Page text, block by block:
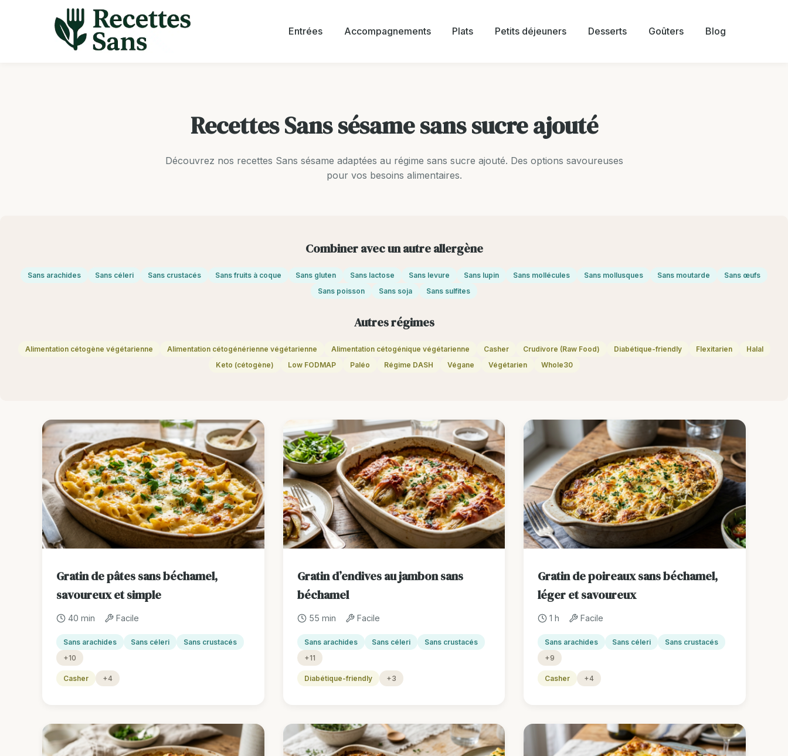
Entrées Accompagnements Plats Petits déjeuners Desserts Goûters Blog
Recettes Sans sésame sans sucre ajouté
Découvrez nos recettes Sans sésame adaptées au régime sans sucre ajouté. Des options savoureuses
pour vos besoins alimentaires.
Combiner avec un autre allergène
Sans arachides Sans céleri Sans crustacés Sans fruits à coque Sans gluten Sans lactose Sans levure Sans lupin Sans mollécules Sans mollusques Sans moutarde
Sans œufs
Sans poisson
Sans soja Sans sulfites
Autres régimes
Alimentation cétogène végétarienne Alimentation cétogénérienne végétarienne Alimentation cétogénique végétarienne Casher Crudivore (Raw Food) Diabétique-friendly Flexitarien
Halal
Keto (cétogène)
Low FODMAP Paléo Régime DASH Végane Végétarien Whole30
Gratin de pâtes sans béchamel,
savoureux et simple
40 min Facile
Sans arachides Sans céleri
Sans crustacés
+10
Casher +4
Gratin d’endives au jambon sans
béchamel
55 min Facile
Sans arachides Sans céleri
Sans crustacés
+11
Diabétique-friendly +3
Gratin de poireaux sans béchamel,
léger et savoureux
1 h Facile
Sans arachides Sans céleri
Sans crustacés
+9
Casher +4